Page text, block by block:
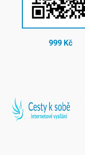
999 Kč